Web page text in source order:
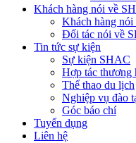
Khách hàng nói về
Khách hàng
Đối tác nói về
Tin tức sự kiện
Sự kiện SHAC
Hợp tác thương
Thể thao du lịch
Nghiệp vụ đào
Góc báo chí
Tuyển dụng
Liên hệ